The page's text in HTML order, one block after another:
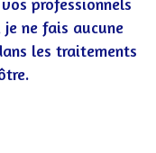
je ne fais aucune
les traitements